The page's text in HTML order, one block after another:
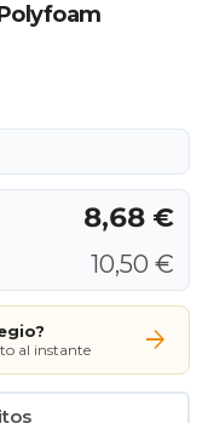
8,68 €
10,50 €
al instante arrow_forward